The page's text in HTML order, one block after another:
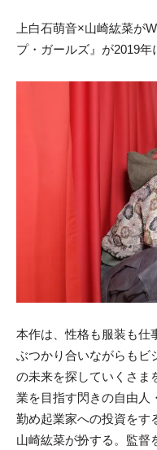
上白石萌音×山崎紘菜が
プ・ガールズ』が2019年
本作は、性格も服装も仕
ぶつかり合いながらもビ
の未来を探していくさま
業を目指す閃きの自由人
勤め起業家への投資をす
山崎紘菜が扮する。監督